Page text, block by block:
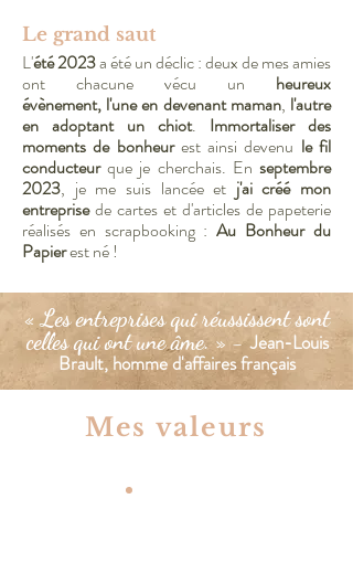
Le grand saut
L'été 2023a été un déclic : deux demes amies
ont chacune vécu un heureux
évènement, l'une en devenant maman, l'autre
en adoptant un chiot. Immortaliser des
moments de bonheur est ainsi devenu le fil
conducteurque je cherchais. En septembre
2023, je me suis lancée et j'ai créé mon
entreprisede cartes et d'articles de papeterie
réalisés en scrapbooking :Au Bonheur du
Papierest né !
« Les entreprises qui réussissent sont
celles qui ont une âme. » - Jean-Louis
Brault, homme d'affaires français
Mes valeurs